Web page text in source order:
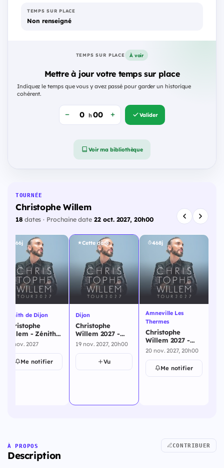
TEMPS SUR PLACE
Non renseigné
TEMPS SUR PLACE À voir
Mettre à jour votre temps sur place
Indiquez le temps que vous y avez passé pour garder un historique
cohérent.
h Valider
Voir ma bibliothèque
TOURNÉE
Christophe Willem
18dates · Prochaine date22 oct. 2027, 20h00
466j
Zénith de Dijon
Christophe
Willem - Zénith
de Dijon - 19
19 nov. 2027
Me notifier
Cette date
Dijon
Christophe
Willem 2027 -
Dijon - 19
novembre 2027
19 nov. 2027, 20h00
Vu
468j
Amneville Les
Thermes
Christophe
Willem 2027 -
Amneville Les
Thermes - 20
novembre 2027
20 nov. 2027, 20h00
Me notifier
À PROPOS
Description
CONTRIBUER